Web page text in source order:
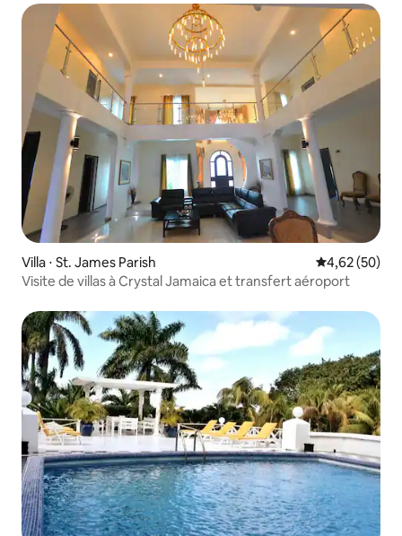
Villa ⋅ St. James Parish Évaluation
4,62 (50)
Visite de villas à Crystal Jamaica et transfert aéroport